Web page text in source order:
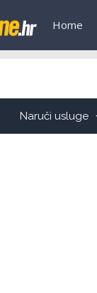
Home
Naruči usluge